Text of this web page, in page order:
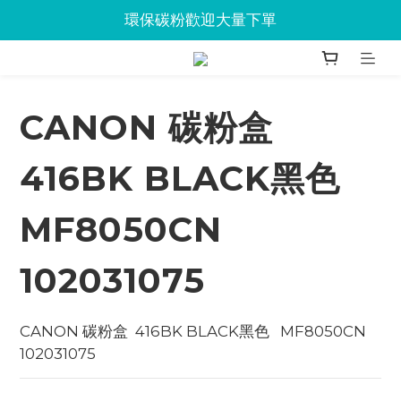
Jabra會議設備企業優惠已抵達Union
環保碳粉歡迎大量下單
Jabra會議設備企業優惠已抵達Union
CANON 碳粉盒
416BK BLACK黑色
MF8050CN
102031075
CANON 碳粉盒  416BK BLACK黑色   MF8050CN
102031075